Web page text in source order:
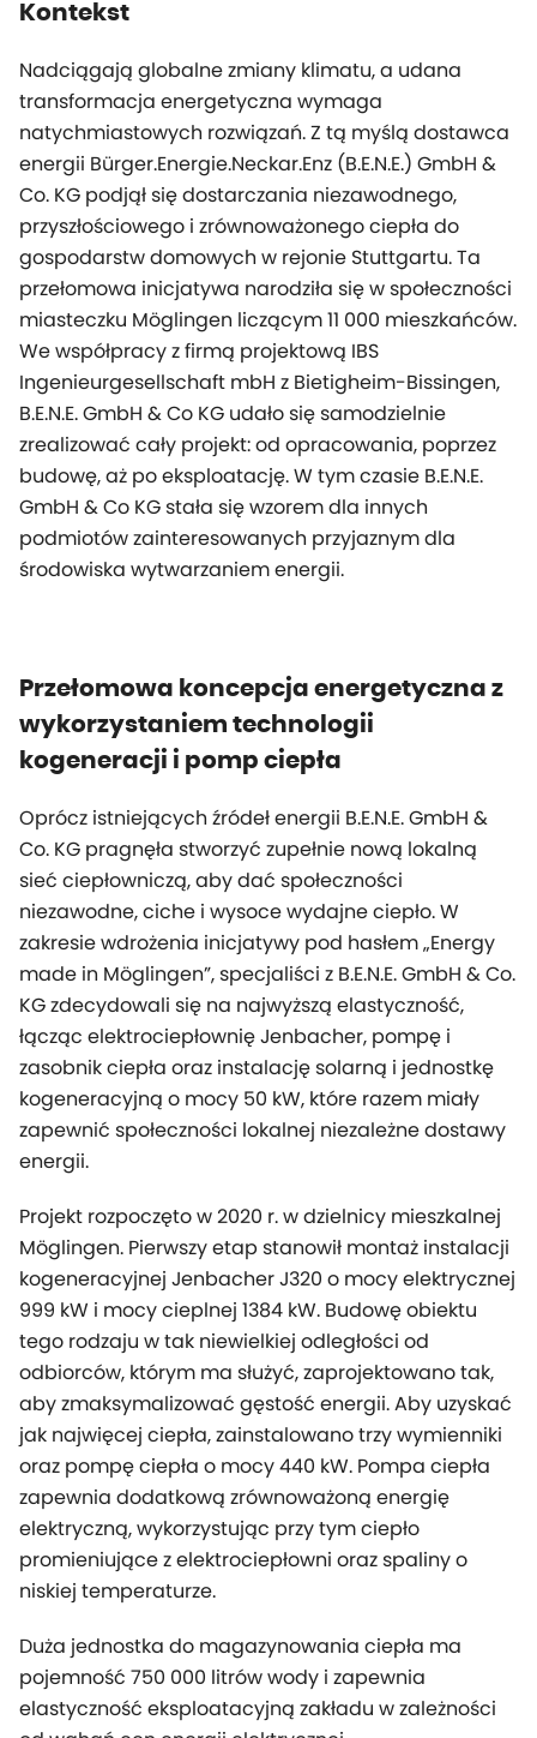
Kontekst
Nadciągają globalne zmiany klimatu, a udana
transformacja energetyczna wymaga
natychmiastowych rozwiązań. Z tą myślą dostawca
energii Bürger.Energie.Neckar.Enz (B.E.N.E.) GmbH &
Co. KG podjął się dostarczania niezawodnego,
przyszłościowego i zrównoważonego ciepła do
gospodarstw domowych w rejonie Stuttgartu. Ta
przełomowa inicjatywa narodziła się w społeczności
miasteczku Möglingen liczącym 11 000 mieszkańców.
We współpracy z firmą projektową IBS
Ingenieurgesellschaft mbH z Bietigheim-Bissingen,
B.E.N.E. GmbH & Co KG udało się samodzielnie
zrealizować cały projekt: od opracowania, poprzez
budowę, aż po eksploatację. W tym czasie B.E.N.E.
GmbH & Co KG stała się wzorem dla innych
podmiotów zainteresowanych przyjaznym dla
środowiska wytwarzaniem energii.
Przełomowa koncepcja energetyczna z
wykorzystaniem technologii
kogeneracji i pomp ciepła
Oprócz istniejących źródeł energii B.E.N.E. GmbH &
Co. KG pragnęła stworzyć zupełnie nową lokalną
sieć ciepłowniczą, aby dać społeczności
niezawodne, ciche i wysoce wydajne ciepło. W
zakresie wdrożenia inicjatywy pod hasłem „Energy
made in Möglingen”, specjaliści z B.E.N.E. GmbH & Co.
KG zdecydowali się na najwyższą elastyczność,
łącząc elektrociepłownię Jenbacher, pompę i
zasobnik ciepła oraz instalację solarną i jednostkę
kogeneracyjną o mocy 50 kW, które razem miały
zapewnić społeczności lokalnej niezależne dostawy
energii.
Projekt rozpoczęto w 2020 r. w dzielnicy mieszkalnej
Möglingen. Pierwszy etap stanowił montaż instalacji
kogeneracyjnej Jenbacher J320 o mocy elektrycznej
999 kW i mocy cieplnej 1384 kW. Budowę obiektu
tego rodzaju w tak niewielkiej odległości od
odbiorców, którym ma służyć, zaprojektowano tak,
aby zmaksymalizować gęstość energii. Aby uzyskać
jak najwięcej ciepła, zainstalowano trzy wymienniki
oraz pompę ciepła o mocy 440 kW. Pompa ciepła
zapewnia dodatkową zrównoważoną energię
elektryczną, wykorzystując przy tym ciepło
promieniujące z elektrociepłowni oraz spaliny o
niskiej temperaturze.
Duża jednostka do magazynowania ciepła ma
pojemność 750 000 litrów wody i zapewnia
elastyczność eksploatacyjną zakładu w zależności